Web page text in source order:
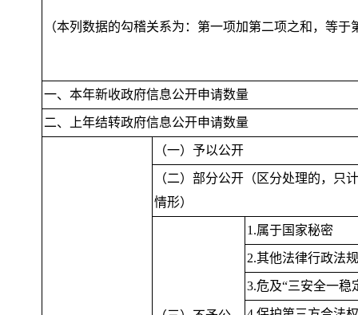
（本列数据的勾稽关系为：第一项加第二项之和 ，等于
一、本年新收政府信息公开申请数量
二、上年结转政府信息公开申请数量
（一）予以公开
（二）部分公开（区分处理的， 只
情形）
1.属于国家秘密
2.其他法律行政法
3.危及“三安全一稳